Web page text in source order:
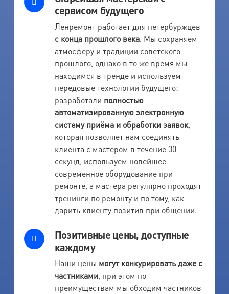
сервисом будущего
Ленремонт работает для петербуржцев
с конца прошлого века. Мы сохраняем
атмосферу и традиции советского
прошлого, однако в то же время мы
находимся в тренде и используем
передовые технологии будущего:
разработали полностью
автоматизированную электронную
систему приёма и обработки заявок,
которая позволяет нам соединять
клиента с мастером в течение 30
секунд, используем новейшее
современное оборудование при
ремонте, а мастера регулярно проходят
тренинги по ремонту и по тому, как
дарить клиенту позитив при общении.
Позитивные цены, доступные
каждому
Наши цены могут конкурировать даже с
частниками, при этом по
преимуществам мы обходим частников